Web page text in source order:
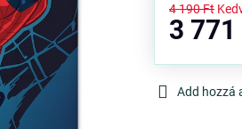
4 190 Ft
3 771
Add hozzá